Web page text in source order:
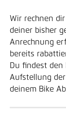
Wir rechnen
deiner bisher
Anrechnung
bereits
Du findest den
Aufstellung
deinem Bike